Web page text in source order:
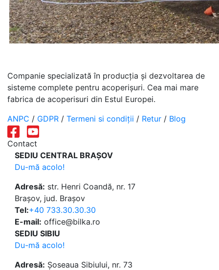
Companie specializată în producția și dezvoltarea de
sisteme complete pentru acoperișuri. Cea mai mare
fabrica de acoperisuri din Estul Europei.
ANPC / GDPR / Termeni si condiții / Retur / Blog
Contact
SEDIU CENTRAL BRAȘOV
Du-mă acolo!
Adresă: str. Henri Coandă, nr. 17
Brașov, jud. Brașov
Tel:+40 733.30.30.30
E-mail: office@bilka.ro
SEDIU SIBIU
Du-mă acolo!
Adresă: Șoseaua Sibiului, nr. 73